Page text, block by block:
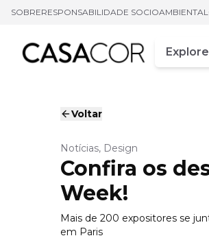
SOBRERESPONSABILIDADE SOCIOAMBIENTAL
Campo
Digite
Voltar
Notícias, Design
Confira os
Week!
Mais de 200 expositores se
em Paris